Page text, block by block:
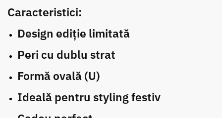
Caracteristici:
Design ediție limitată
Peri cu dublu strat
Formă ovală (U)
Ideală pentru styling festiv